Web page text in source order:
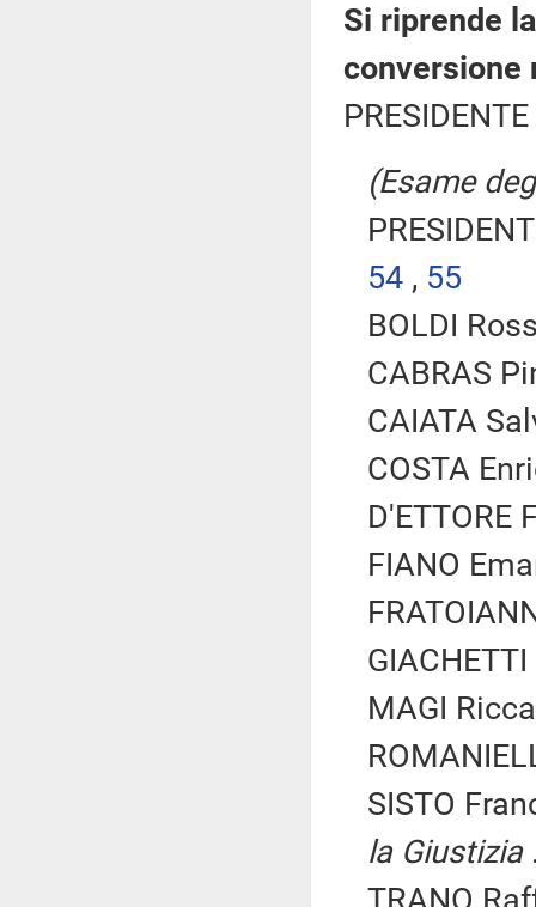
Si riprende
conversione
(Esame
54 , 55
BOLDI
CABRAS
CAIATA
COSTA
D'ETTORE
FIANO
MAGI
SISTO
la Giustizia